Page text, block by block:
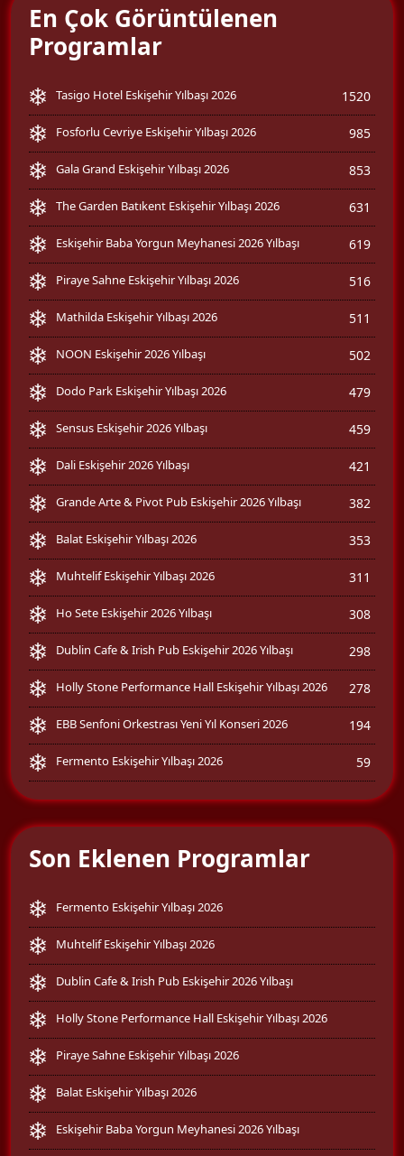
En Çok Görüntülenen
Programlar
Tasigo Hotel Eskişehir Yılbaşı 2026 1520
Fosforlu Cevriye Eskişehir Yılbaşı 2026 985
Gala Grand Eskişehir Yılbaşı 2026 853
The Garden Batıkent Eskişehir Yılbaşı 2026 631
Eskişehir Baba Yorgun Meyhanesi 2026 Yılbaşı 619
Piraye Sahne Eskişehir Yılbaşı 2026 516
Mathilda Eskişehir Yılbaşı 2026 511
NOON Eskişehir 2026 Yılbaşı 502
Dodo Park Eskişehir Yılbaşı 2026 479
Sensus Eskişehir 2026 Yılbaşı 459
Dali Eskişehir 2026 Yılbaşı 421
Grande Arte & Pivot Pub Eskişehir 2026 Yılbaşı 382
Balat Eskişehir Yılbaşı 2026 353
Muhtelif Eskişehir Yılbaşı 2026 311
Ho Sete Eskişehir 2026 Yılbaşı 308
Dublin Cafe & Irish Pub Eskişehir 2026 Yılbaşı 298
Holly Stone Performance Hall Eskişehir Yılbaşı 2026 278
EBB Senfoni Orkestrası Yeni Yıl Konseri 2026 194
Fermento Eskişehir Yılbaşı 2026 59
Son Eklenen Programlar
Fermento Eskişehir Yılbaşı 2026
Muhtelif Eskişehir Yılbaşı 2026
Dublin Cafe & Irish Pub Eskişehir 2026 Yılbaşı
Holly Stone Performance Hall Eskişehir Yılbaşı 2026
Piraye Sahne Eskişehir Yılbaşı 2026
Balat Eskişehir Yılbaşı 2026
Eskişehir Baba Yorgun Meyhanesi 2026 Yılbaşı